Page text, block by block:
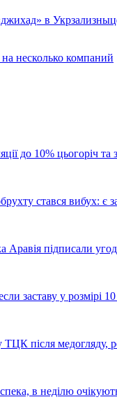
в
несколько компаний
до 10% цьогоріч
стався вибух: є
Аравія підписали
заставу у розмірі
після медогляду,
в неділю